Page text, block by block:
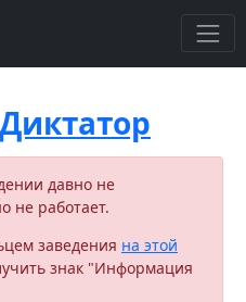
давно не
не работает.
заведения на этой
знак "Информация